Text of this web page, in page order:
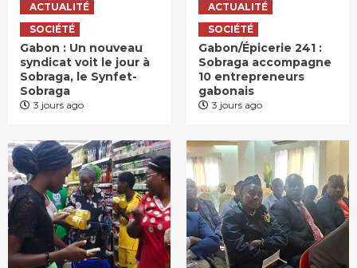
ACTUALITÉ
SOCIÉTÉ
Gabon : Un nouveau
syndicat voit le jour à
Sobraga, le Synfet-
Sobraga
3 jours ago
ACTUALITÉ
SOCIÉTÉ
Gabon/Épicerie 241 :
Sobraga accompagne
10 entrepreneurs
gabonais
3 jours ago